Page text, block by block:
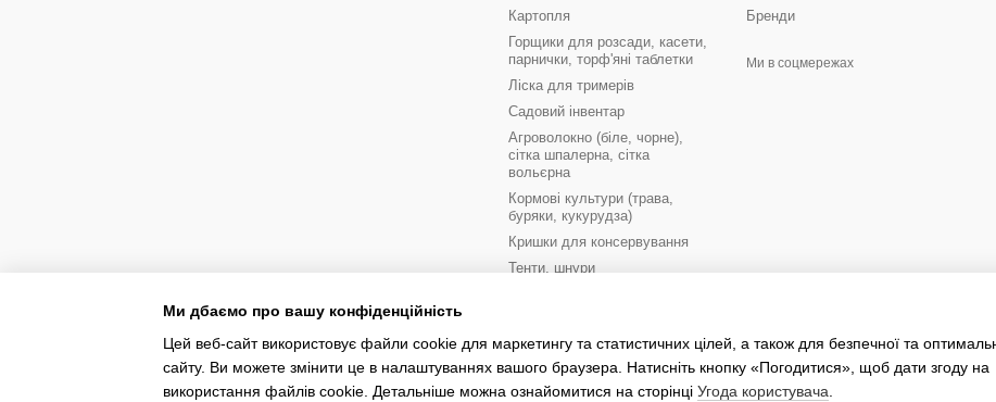
Картопля
Горщики для розсади, касети,
парнички, торф'яні таблетки
Ліска для тримерів
Садовий інвентар
Агроволокно (біле, чорне),
сітка шпалерна, сітка
вольєрна
Кормові культури (трава,
буряки, кукурудза)
Кришки для консервування
Тенти, шнури
Рукавиці робочі
Бренди
Ми в соцмережах
Ми дбаємо про вашу конфіденційність
Цей веб-сайт використовує файли cookie для маркетингу та статистичних цілей, а також для безпечної та
сайту. Ви можете змінити це в налаштуваннях вашого браузера. Натисніть кнопку «Погодитися», щоб дати згоду на
використання файлів cookie. Детальніше можна ознайомитися на сторінці Угода користувача